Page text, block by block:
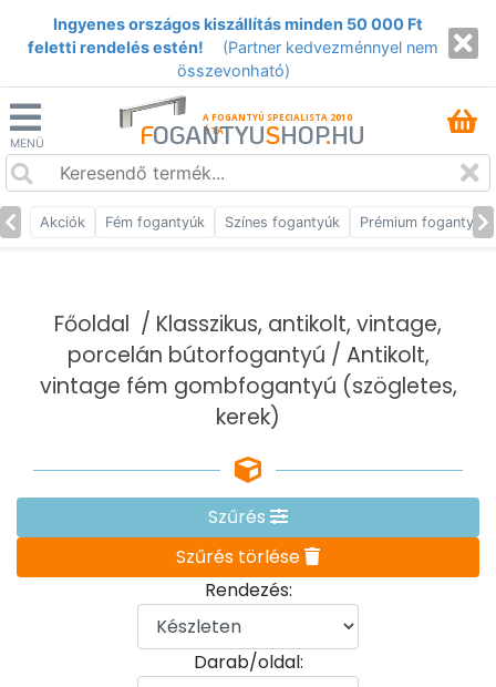
Ingyenes országos kiszállítás minden 50 000 Ft
feletti rendelés estén!
(Partner kedvezménnyel nem
összevonható)
MENÜ
A FOGANTYÚ SPECIALISTA 2010
ÓTA
FOGANTYUSHOP.HU
Akciók Fém fogantyúk Színes fogantyúk Prémium fogantyúk
Főoldal / Klasszikus, antikolt, vintage,
porcelán bútorfogantyú / Antikolt,
vintage fém gombfogantyú (szögletes,
kerek)
Szűrés
Szűrés törlése
Rendezés:
Darab/oldal: